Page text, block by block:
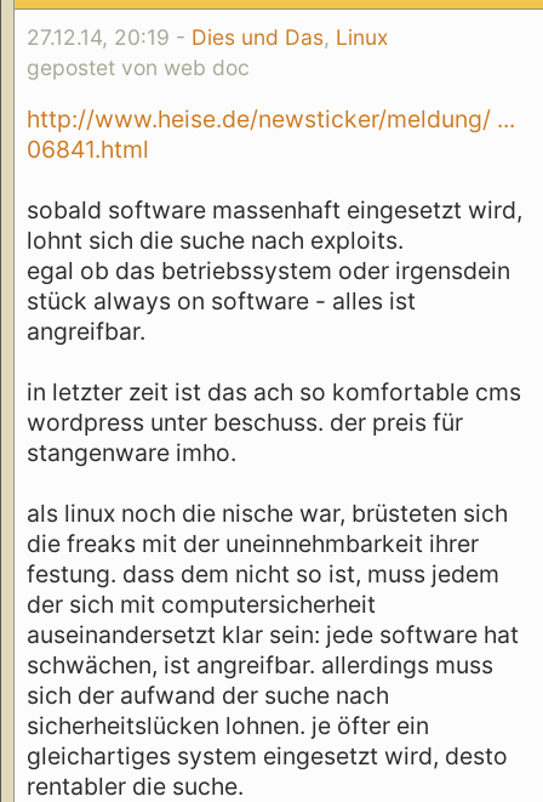
27.12.14, 20:19 - Dies und Das, Linux
gepostet von web doc
http://www.heise.de/newsticker/meldung/ ...
06841.html
sobald software massenhaft eingesetzt wird,
lohnt sich die suche nach exploits.
egal ob das betriebssystem oder irgensdein
stück always on software - alles ist
angreifbar.
in letzter zeit ist das ach so komfortable cms
wordpress unter beschuss. der preis für
stangenware imho.
als linux noch die nische war, brüsteten sich
die freaks mit der uneinnehmbarkeit ihrer
festung. dass dem nicht so ist, muss jedem
der sich mit computersicherheit
auseinandersetzt klar sein: jede software hat
schwächen, ist angreifbar. allerdings muss
sich der aufwand der suche nach
sicherheitslücken lohnen. je öfter ein
gleichartiges system eingesetzt wird, desto
rentabler die suche.